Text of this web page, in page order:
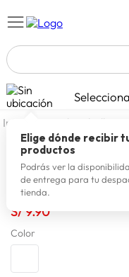
TÉRMINOS MÁS
1. zapatillas mujer
2. celulares
3. zapatillas hombre
4. moda
5 . zapatillas
6.
Elige dónde recibir
productos
Podrás ver la
de entrega para tu
tienda.
textil belleza
ESTILOS
Contour Revel
S/ 9.90
Color